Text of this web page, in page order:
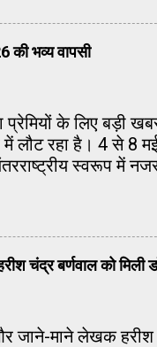
की भव्य वापसी
प्रेमियों के लिए बड़ी
में लौट रहा है। 4 से 8
स्वरूप में
चंद्र बर्णवाल को मिली
जाने-माने लेखक